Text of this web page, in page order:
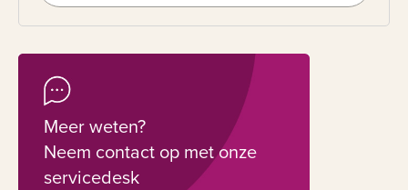
Meer weten?
Neem contact op met onze
servicedesk